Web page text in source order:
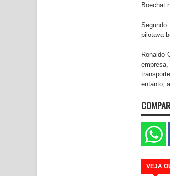
Boechat
pilotava
Ronaldo
entanto,
VEJA